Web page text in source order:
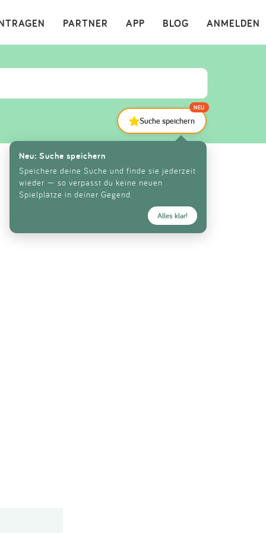
ANMELDEN
BLOG
APP
PARTNER ×
Suche speichern
NEU
Neu: Suche speichern
Speichere deine Suche und finde sie jederzeit
wieder — so verpasst du keine neuen
Spielplätze in deiner Gegend.
Alles klar!